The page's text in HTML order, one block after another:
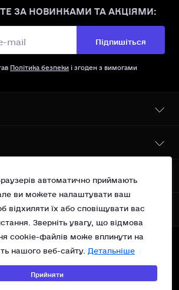
ЗА НОВИНКАМИ ТА АКЦІЯМИ:
Підпишіться
Політика безпеки і згоден з вимогами
Service
вул. Рейтарська 31/16 оф 10
records.com
Records Shop, 2023—2026.
Technical support of
HAVEN&©Webvizitka
автоматично приймають
ви можете налаштувати ваш
відхиляти їх або сповіщувати вас
Зверніть увагу, що відмова
cookie-файлів може вплинути на
нашого веб-сайту. Детальніше
Прийняти